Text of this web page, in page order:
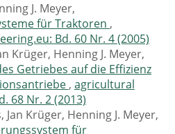
J. Meyer,
für Traktoren ,
Bd. 60 Nr. 4 (2005)
Krüger, Henning J. Meyer,
Getriebes auf die Effizienz
, agricultural
68 Nr. 2 (2013)
Jan Krüger, Henning J. Meyer,
für